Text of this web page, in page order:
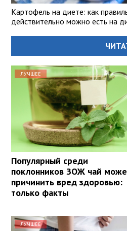
Картофель на диете: как
действительно можно есть на
ЛУЧШЕЕ
Популярный среди
поклонников ЗОЖ чай
причинить вред здоровью:
только факты
ЛУЧШЕЕ